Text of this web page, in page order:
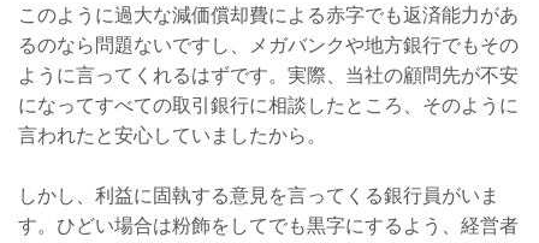
このように過大な減価償却費による赤字でも返済能力があ
るのなら問題ないですし、メガバンクや地方銀行でもその
ように言ってくれるはずです。実際、当社の顧問先が不安
になってすべての取引銀行に相談したところ、そのように
言われたと安心していましたから。
しかし、利益に固執する意見を言ってくる銀行員がいま
す。ひどい場合は粉飾をしてでも黒字にするよう、経営者